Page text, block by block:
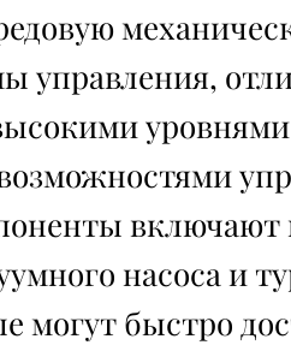
управления,
насоса и
могут быстро